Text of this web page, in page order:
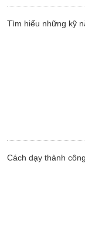
Tìm hiểu những kỹ
Cách dạy thành